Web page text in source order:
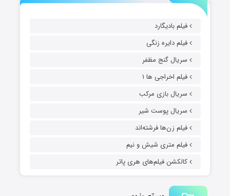
فیلم بادیگارد
فیلم دایره زنگی
سریال گنج مظفر
فیلم اخراجی ها ۱
سریال بازی مرکب
سریال پوست شیر
فیلم زن‌ها فرشته‌اند
فیلم متری شیش و نیم
کالکشن فیلم‌های هری پاتر